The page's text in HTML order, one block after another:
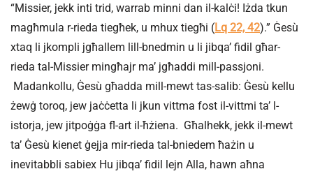
“Missier, jekk inti trid, warrab minni dan il-kalċi! Iżda tkun
magħmula r-rieda tiegħek, u mhux tiegħi (Lq 22, 42).” Ġesù
xtaq li jkompli jgħallem lill-bnedmin u li jibqa’ fidil għar-
rieda tal-Missier mingħajr ma’ jgħaddi mill-passjoni.
Madankollu, Ġesù għadda mill-mewt tas-salib: Ġesù kellu
żewġ toroq, jew jaċċetta li jkun vittma fost il-vittmi ta’ l-
istorja, jew jitpoġġa fl-art il-ħżiena. Għalhekk, jekk il-mewt
ta’ Ġesù kienet ġejja mir-rieda tal-bniedem ħażin u
inevitabbli sabiex Hu jibqa’ fidil lejn Alla, hawn aħna